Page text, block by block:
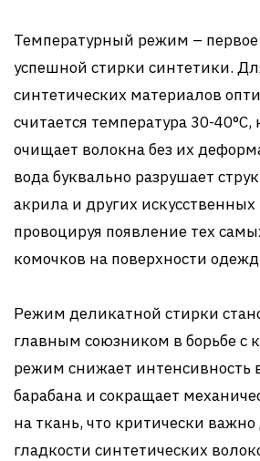
Температурный режим –
успешной стирки синтетики.
синтетических материалов
считается температура 30-
очищает волокна без их
вода буквально разрушает
акрила и других искусственных
провоцируя появление тех
комочков на поверхности
Режим деликатной стирки
главным союзником в борьбе с
режим снижает интенсивность
барабана и сокращает
на ткань, что критически
гладкости синтетических